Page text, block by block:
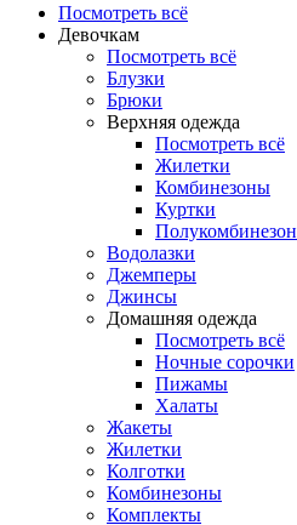
Посмотреть всё
Девочкам
Посмотреть всё
Блузки
Брюки
Верхняя одежда
Посмотреть всё
Жилетки
Комбинезоны
Куртки
Водолазки
Джемперы
Джинсы
Домашняя одежда
Посмотреть всё
Ночные сорочки
Пижамы
Халаты
Жакеты
Жилетки
Колготки
Комбинезоны
Комплекты